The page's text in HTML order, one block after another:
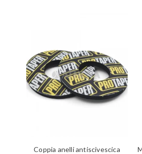
Coppia anelli antiscivescica